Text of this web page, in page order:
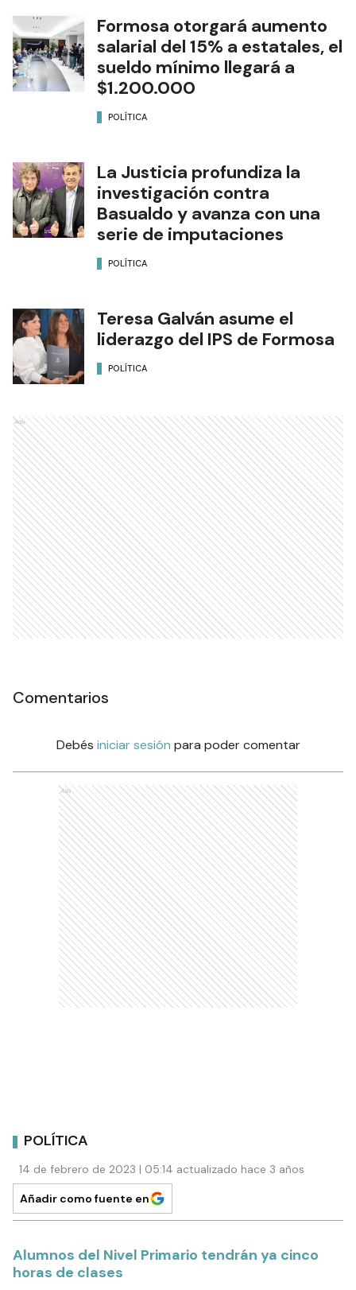
Formosa otorgará aumento
salarial del 15% a estatales, el
sueldo mínimo llegará a
$1.200.000
POLÍTICA
La Justicia profundiza la
investigación contra
Basualdo y avanza con una
serie de imputaciones
POLÍTICA
Teresa Galván asume el
liderazgo del IPS de Formosa
POLÍTICA
Ads
Comentarios
Debés iniciar sesión para poder comentar
Ads
POLÍTICA
14 de febrero de 2023 | 05:14 actualizado hace 3 años
Añadir como fuente en
Alumnos del Nivel Primario tendrán ya cinco
horas de clases